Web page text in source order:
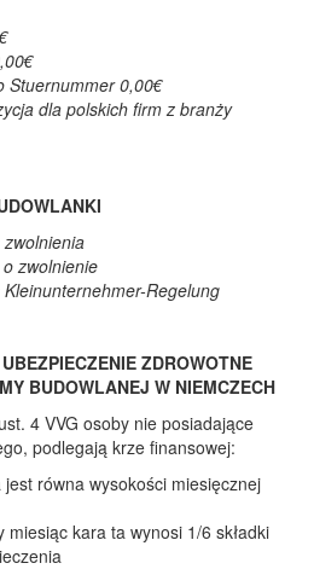
Stuernummer 0,00€
dla polskich firm z branży
zwolnienia
zwolnienie
Regelung
ZDROWOTNE
BUDOWLANEJ W NIEMCZECH
4 VVG osoby nie posiadające
podlegają krze finansowej:
równa wysokości miesięcznej
miesiąc kara ta wynosi 1/6 składki